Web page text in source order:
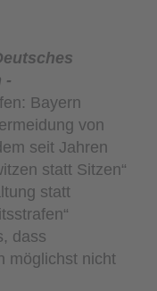
Bayern
von
seit Jahren
statt Sitzen“
statt
dass
möglichst nicht